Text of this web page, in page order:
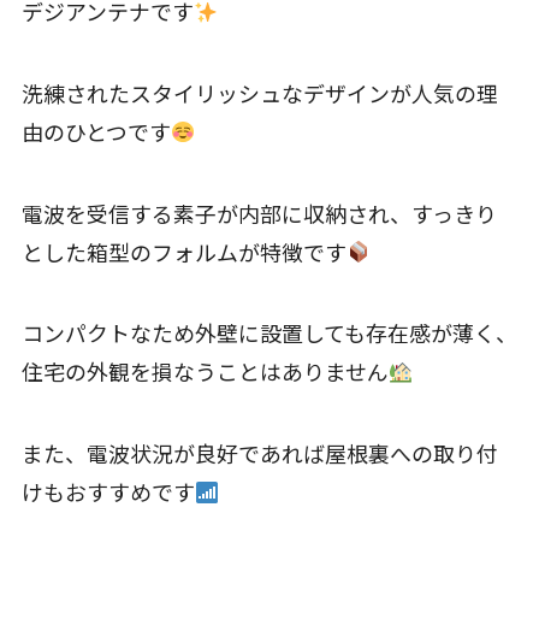
デジアンテナです
洗練されたスタイリッシュなデザインが人気の理
由のひとつです
電波を受信する素子が内部に収納され、すっきり
とした箱型のフォルムが特徴です
コンパクトなため外壁に設置しても存在感が薄く、
住宅の外観を損なうことはありません
また、電波状況が良好であれば屋根裏への取り付
けもおすすめです